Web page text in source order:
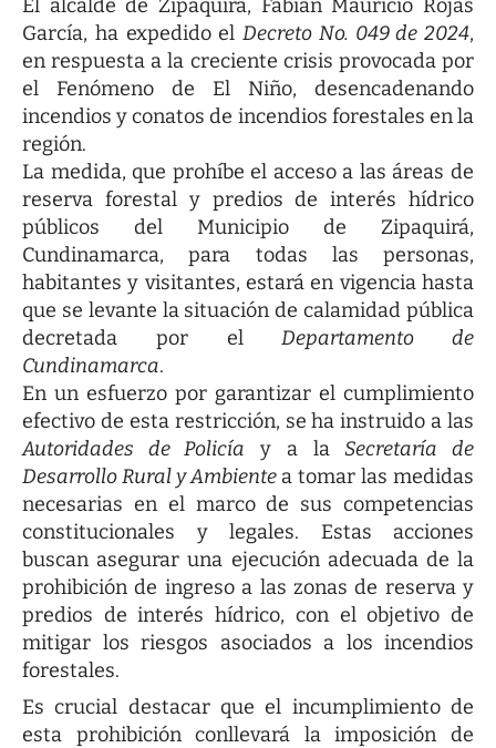
El alcalde de Zipaquirá, Fabián Mauricio Rojas
García, ha expedido el Decreto No. 049 de 2024,
en respuesta a la creciente crisis provocada por
el Fenómeno de El Niño, desencadenando
incendios y conatos de incendios forestales en la
región.
La medida, que prohíbe el acceso a las áreas de
reserva forestal y predios de interés hídrico
públicos del Municipio de Zipaquirá,
Cundinamarca, para todas las personas,
habitantes y visitantes, estará en vigencia hasta
que se levante la situación de calamidad pública
decretada por elDepartamento de
Cundinamarca.
En un esfuerzo por garantizar el cumplimiento
efectivo de esta restricción, se ha instruido a las
Autoridades de Policía y a laSecretaría de
Desarrollo Rural y Ambiente a tomar las medidas
necesarias en el marco de sus competencias
constitucionales y legales. Estas acciones
buscan asegurar una ejecución adecuada de la
prohibición de ingreso a las zonas de reserva y
predios de interés hídrico, con el objetivo de
mitigar los riesgos asociados a los incendios
forestales.
Es crucial destacar que el incumplimiento de
esta prohibición conllevará la imposición de